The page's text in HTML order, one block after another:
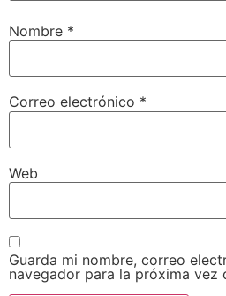
Nombre *
Correo electrónico *
Web
Guarda mi nombre, correo
navegador para la próxima vez